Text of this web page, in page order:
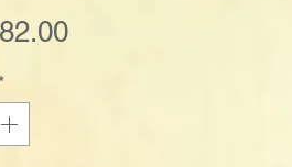
Price
*